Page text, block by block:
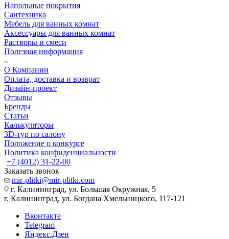
Напольные покрытия
Сантехника
Мебель для ванных комнат
Аксессуары для ванных комнат
Растворы и смеси
Полезная информация
О Компании
Оплата, доставка и возврат
Дизайн-проект
Отзывы
Бренды
Статьи
Калькуляторы
3D-тур по салону
Положение о конкурсе
Политика конфиденциальности
+7 (4012) 31-22-00
Заказать звонок
mir-plitki@mir-plitki.com
г. Калининград, ул. Большая Окружная, 5
г. Калининград, ул. Богдана Хмельницкого, 117-121
Вконтакте
Telegram
Яндекс.Дзен